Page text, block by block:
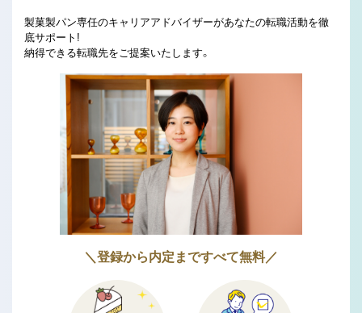
製菓製パン専任のキャリアアドバイザーがあなたの転職活動を徹
底サポート!
納得できる転職先をご提案いたします。
＼登録から内定まですべて無料／